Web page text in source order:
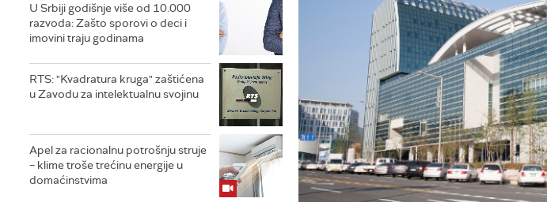
U Srbiji godišnje više od 10.000
razvoda: Zašto sporovi o deci i
imovini traju godinama
RTS: "Kvadratura kruga" zaštićena
u Zavodu za intelektualnu svojinu
Apel za racionalnu potrošnju struje
– klime troše trećinu energije u
domaćinstvima